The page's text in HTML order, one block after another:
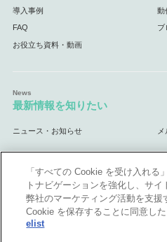
導入事例 動
FAQ ブ
お役立ち資料・動画
最新情報を知りたい
ニュース・お知らせ
活用シーン
API連携 デ
「すべての Cookie を受け入れる
トナビゲーションを強化し、サイ
弊社のマーケティング活動を支援
Cookie を保存することに同意し
elist